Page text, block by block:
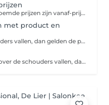
Inclusief wassen. Let op: de genoemde prijzen zijn vanaf-prijzen. Het eventuele prijsverschil wordt verrekend in de salon. Mocht je haar ver over de schouders vallen, dan geldt er een toeslag van 25%
met product en
Mocht je haar ver over de schouders vallen, dan gelden de prijzen: - Krullen knippen full service: wassen, verzorgingsproducten en drogen €85
Inclusief wassen. Mocht je haar over de schouders vallen, dan is de prijs met tangen €60.50 Let op: de genoemde prijzen zijn vanaf-prijzen. Het eventuele prijsverschil wordt verrekend in de salon.